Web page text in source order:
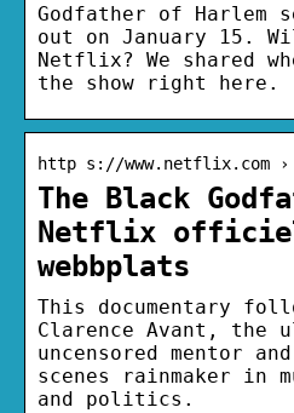
Godfather of Harlem
out on January 15.
Netflix? We shared
the show right here.
http s://www.netflix.com
The Black
Netflix
webbplats
This documentary
Clarence Avant, the
uncensored mentor
scenes rainmaker in
and politics.